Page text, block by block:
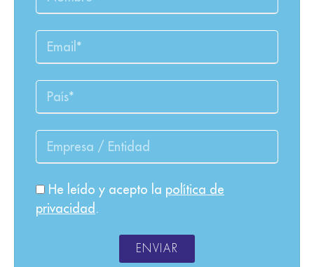
He leído y acepto la política de
privacidad .
ENVIAR